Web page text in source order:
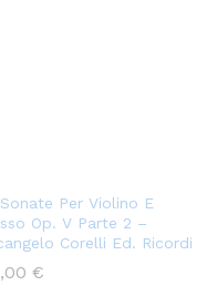
Per Violino E
Op. V Parte 2 –
Corelli Ed. Ricordi
€